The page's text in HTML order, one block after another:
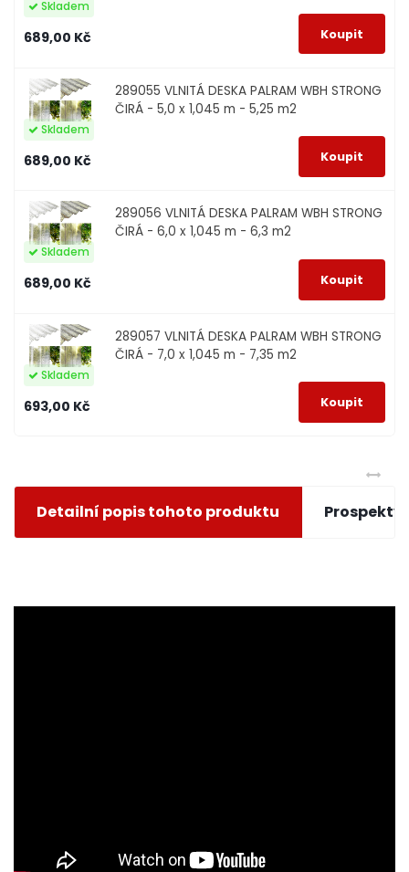
Skladem
689,00 Kč
289055 VLNITÁ DESKA PALRAM WBH STRONG
ČIRÁ - 5,0 x 1,045 m - 5,25 m2
Skladem
689,00 Kč
289056 VLNITÁ DESKA PALRAM WBH STRONG
ČIRÁ - 6,0 x 1,045 m - 6,3 m2
Skladem
689,00 Kč
289057 VLNITÁ DESKA PALRAM WBH STRONG
ČIRÁ - 7,0 x 1,045 m - 7,35 m2
Skladem
693,00 Kč
Detailní popis tohoto produktu Prospekty